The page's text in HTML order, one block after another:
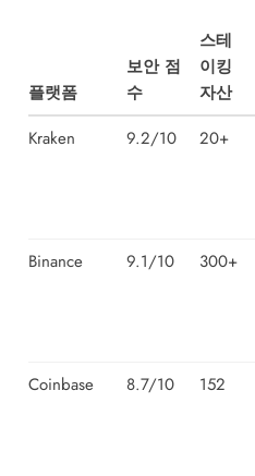
플랫폼
보안 점
수
스테
이킹
자산
Kraken
9.2/10 20+
Binance 9.1/10 300+
Coinbase
8.7/10 152